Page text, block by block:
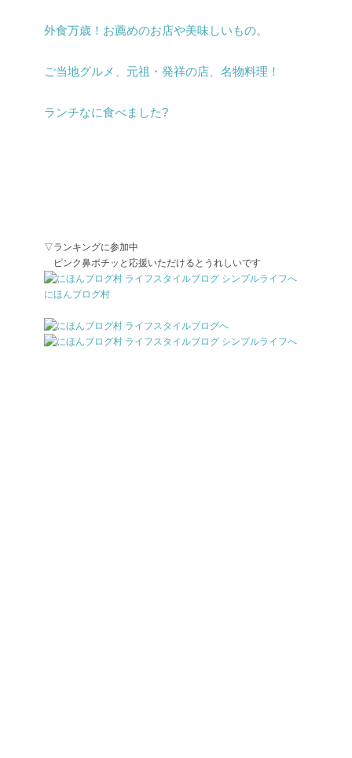
外食万歳！お薦めのお店や美味しいもの。
ご当地グルメ、元祖・発祥の店、名物料理！
ランチなに食べました?
▽ランキングに参加中
ピンク鼻ポチッと応援いただけるとうれしいです
にほんブログ村